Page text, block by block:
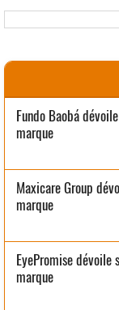
Fundo Baobá
marque
Maxicare Group
marque
EyePromise dévoile
marque